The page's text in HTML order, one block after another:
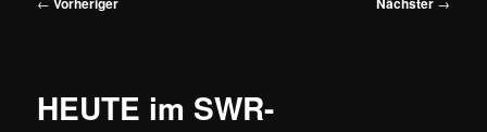
HEUTE im SWR-